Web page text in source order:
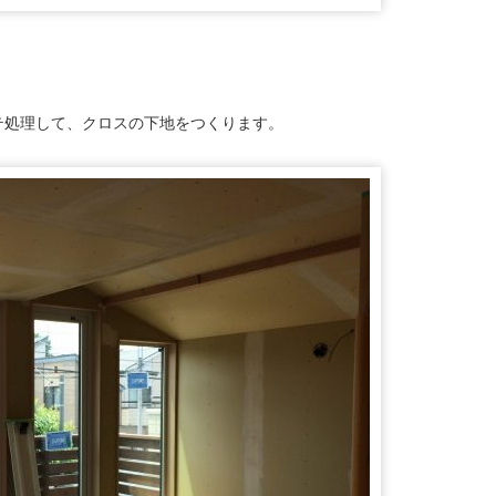
理して、クロスの下地をつくります。